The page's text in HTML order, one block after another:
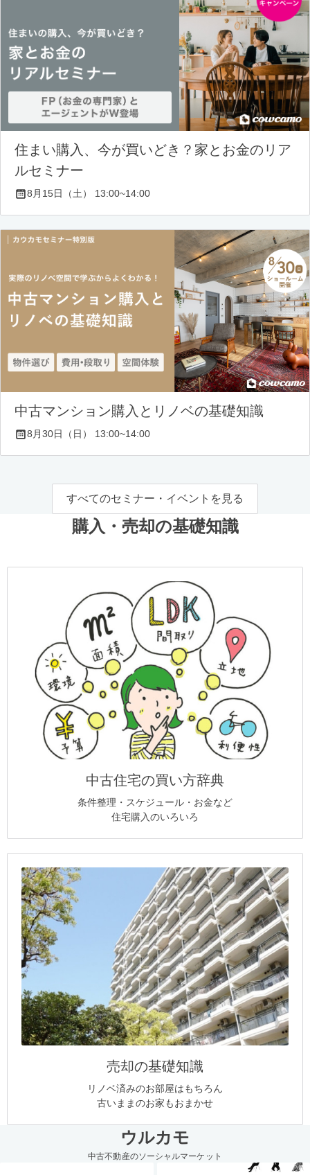
住まい購入、今が買いどき？家とお金のリア
ルセミナー
8月15日（土） 13:00~14:00
中古マンション購入とリノベの基礎知識
8月30日（日） 13:00~14:00
すべてのセミナー・イベントを見る
購入・売却の基礎知識
中古住宅の買い方辞典
条件整理・スケジュール・お金など
住宅購入のいろいろ
売却の基礎知識
リノベ済みのお部屋はもちろん
古いままのお家もおまかせ
ウルカモ
中古不動産のソーシャルマーケット